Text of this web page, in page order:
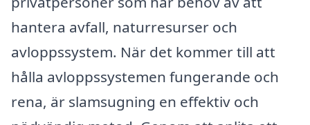
hantera avfall, naturresurser och
avloppssystem. När det kommer till att
hålla avloppssystemen fungerande och
rena, är slamsugning en effektiv och